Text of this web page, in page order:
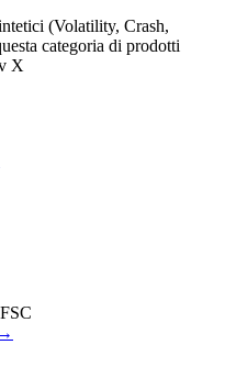
(Volatility, Crash,
categoria di prodotti
X
→